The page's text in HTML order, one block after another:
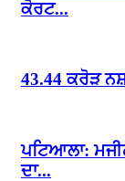
ਕੋਰਟ...
43.44 ਕਰੋੜ
ਪਟਿਆਲਾ:
ਦਾ...